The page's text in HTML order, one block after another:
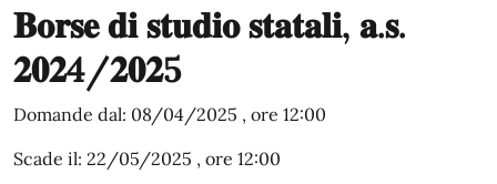
𝐁𝐨𝐫𝐬𝐞 𝐝𝐢 𝐬𝐭𝐮𝐝𝐢𝐨 𝐬𝐭𝐚𝐭𝐚𝐥𝐢, 𝐚.𝐬.
𝟐𝟎𝟐4/𝟐𝟎𝟐5
Domande dal: 08/04/2025 , ore 12:00
Scade il: 22/05/2025 , ore 12:00